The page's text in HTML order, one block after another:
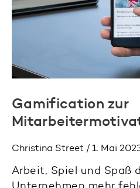
Gamification zur
Christina Street / 1. Mai
Arbeit, Spiel und Spaß